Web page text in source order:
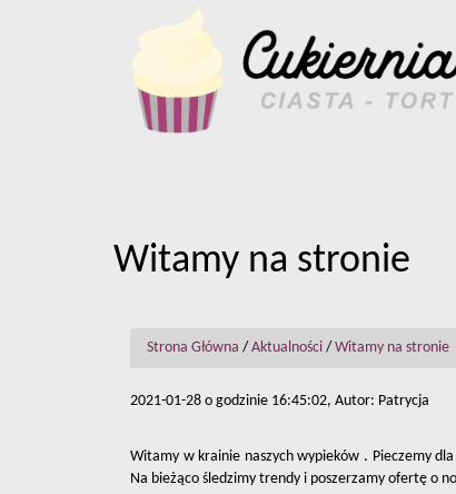
Witamy na stronie
Strona Główna / Aktualności / Witamy na stronie
2021-01-28 o godzinie 16:45:02, Autor: Patrycja
Witamy w krainie naszych wypieków . Pieczemy dla
Na bieżąco śledzimy trendy i poszerzamy ofertę o